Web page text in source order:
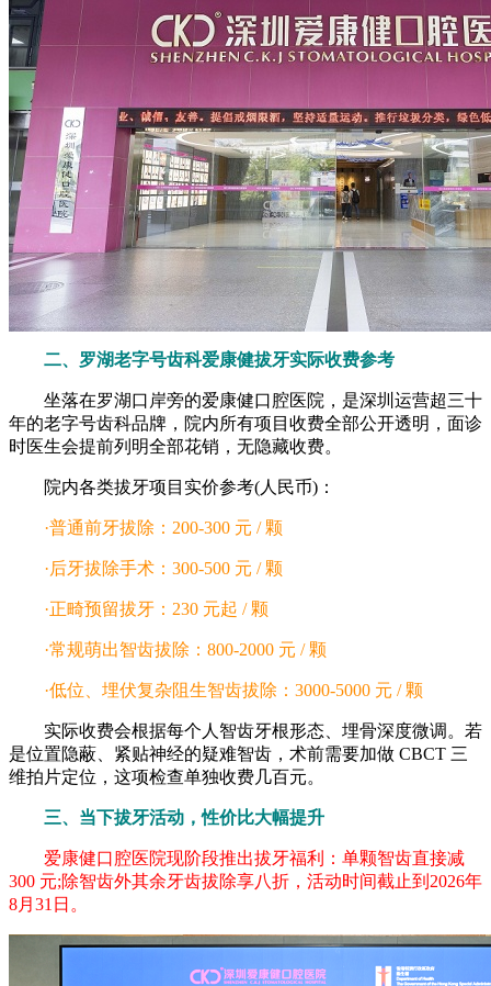
二、罗湖老字号齿科爱康健拔牙实际收费参考
坐落在罗湖口岸旁的爱康健口腔医院，是深圳运营超三十
年的老字号齿科品牌，院内所有项目收费全部公开透明，面诊
时医生会提前列明全部花销，无隐藏收费。
院内各类拔牙项目实价参考(人民币)：
·普通前牙拔除：200-300 元 / 颗
·后牙拔除手术：300-500 元 / 颗
·正畸预留拔牙：230 元起 / 颗
·常规萌出智齿拔除：800-2000 元 / 颗
·低位、埋伏复杂阻生智齿拔除：3000-5000 元 / 颗
实际收费会根据每个人智齿牙根形态、埋骨深度微调。若
是位置隐蔽、紧贴神经的疑难智齿，术前需要加做 CBCT 三
维拍片定位，这项检查单独收费几百元。
三、当下拔牙活动，性价比大幅提升
爱康健口腔医院现阶段推出拔牙福利：单颗智齿直接减
300 元;除智齿外其余牙齿拔除享八折，活动时间截止到2026年
8月31日。